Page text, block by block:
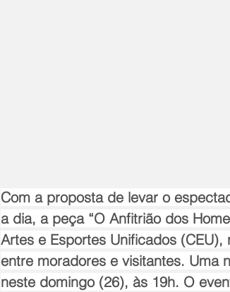
Com a proposta de levar o
a dia, a peça “O Anfitrião dos
Artes e Esportes Unificados
entre moradores e visitantes. Uma
neste domingo (26), às 19h. O